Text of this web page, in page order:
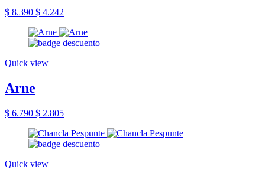
$ 8.390 $ 4.242
Quick view
Arne
$ 6.790 $ 2.805
Quick view